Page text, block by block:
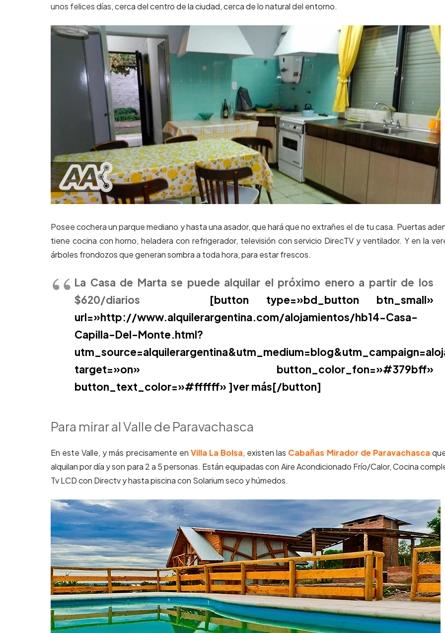
unos felices días, cerca del centro de la ciudad, cerca de lo natural del entorno.
Posee cochera un parque mediano y hasta una asador, que hará que no extrañes el de tu casa. Puertas
tiene cocina con horno, heladera con refrigerador, televisión con servicio DirecTV y ventilador. Y en la
árboles frondozos que generan sombra a toda hora, para estar frescos.
La Casa de Marta se puede alquilar el próximo enero a partir de los
$620/diarios [button type=»bd_button btn_small»
url=»http://www.alquilerargentina.com/alojamientos/hb14-Casa-
Capilla-Del-Monte.html?
target=»on» button_color_fon=»#379bff»
button_text_color=»#ffffff» ]ver más[/button]
Para mirar al Valle de Paravachasca
En este Valle, y más precisamente en Villa La Bolsa, existen las Cabañas Mirador de Paravachasca
alquilan por día y son para 2 a 5 personas. Están equipadas con Aire Acondicionado Frío/Calor, Cocina
Tv LCD con Directv y hasta piscina con Solarium seco y húmedos.